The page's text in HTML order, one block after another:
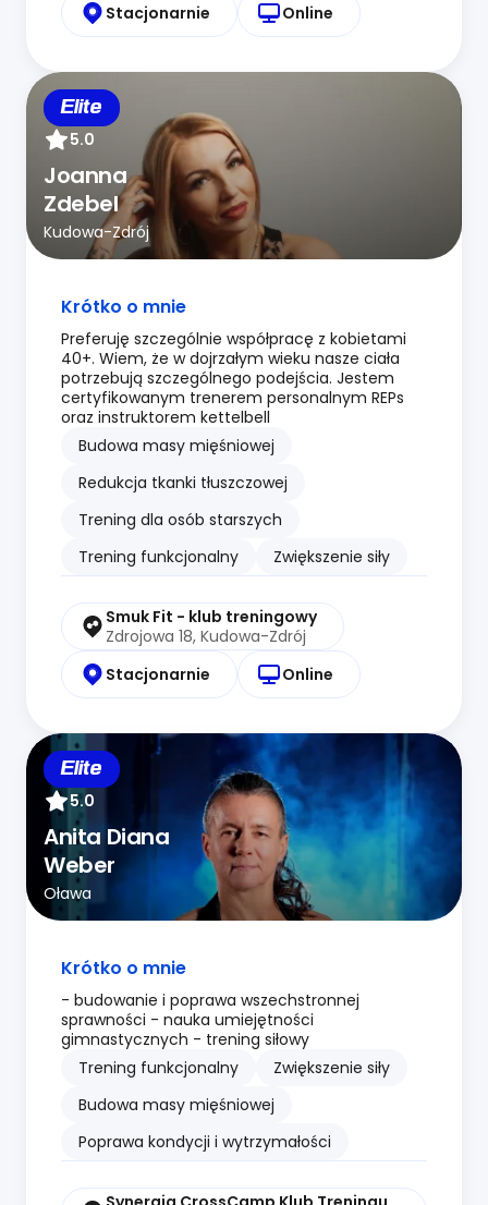
Stacjonarnie
Online
Elite
5.0
Joanna
Zdebel
Kudowa-Zdrój
Krótko o mnie
Preferuję szczególnie współpracę z kobietami
40+. Wiem, że w dojrzałym wieku nasze ciała
potrzebują szczególnego podejścia. Jestem
certyfikowanym trenerem personalnym REPs
oraz instruktorem kettelbell
Budowa masy mięśniowej
Redukcja tkanki tłuszczowej
Trening dla osób starszych
Trening funkcjonalny
Zwiększenie siły
Smuk Fit - klub treningowy
Zdrojowa 18, Kudowa-Zdrój
Stacjonarnie
Online
Elite
5.0
Anita Diana
Weber
Oława
Krótko o mnie
- budowanie i poprawa wszechstronnej
sprawności - nauka umiejętności
gimnastycznych - trening siłowy
Trening funkcjonalny
Zwiększenie siły
Budowa masy mięśniowej
Poprawa kondycji i wytrzymałości